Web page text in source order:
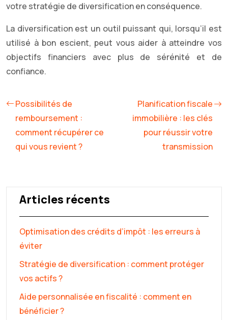
votre stratégie de diversification en conséquence.
La diversification est un outil puissant qui, lorsqu’il est
utilisé à bon escient, peut vous aider à atteindre vos
objectifs financiers avec plus de sérénité et de
confiance.
Possibilités de
remboursement :
comment récupérer ce
qui vous revient ?
Planification fiscale
immobilière : les clés
pour réussir votre
transmission
Articles récents
Optimisation des crédits d’impôt : les erreurs à
éviter
Stratégie de diversification : comment protéger
vos actifs ?
Aide personnalisée en fiscalité : comment en
bénéficier ?